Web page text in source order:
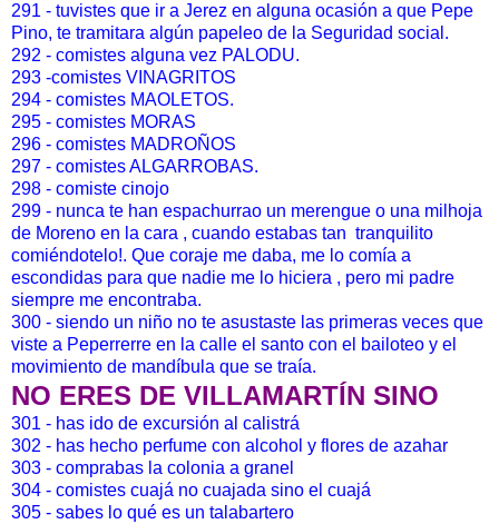
291 - tuvistes que ir a Jerez en alguna ocasión a que Pepe
Pino, te tramitara algún papeleo de la Seguridad social.
292 - comistes alguna vez PALODU.
293 -comistes VINAGRITOS
294 - comistes MAOLETOS.
295 - comistes MORAS
296 - comistes MADROÑOS
297 - comistes ALGARROBAS.
298 - comiste cinojo
299 - nunca te han espachurrao un merengue o una milhoja
de Moreno en la cara , cuando estabas tan tranquilito
comiéndotelo!. Que coraje me daba, me lo comía a
escondidas para que nadie me lo hiciera , pero mi padre
siempre me encontraba.
300 - siendo un niño no te asustaste las primeras veces que
viste a Peperrerre en la calle el santo con el bailoteo y el
movimiento de mandíbula que se traía.
NO ERES DE VILLAMARTÍN SINO
301 - has ido de excursión al calistrá
302 - has hecho perfume con alcohol y flores de azahar
303 - comprabas la colonia a granel
304 - comistes cuajá no cuajada sino el cuajá
305 - sabes lo qué es un talabartero